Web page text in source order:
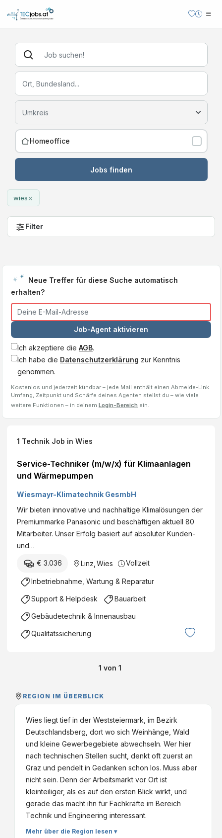
Homeoffice
Jobs finden
wies×
Filter
Neue Treffer für diese Suche automatisch
erhalten?
Job-Agent aktivieren
Ich akzeptiere die AGB.
Ich habe die Datenschutzerklärung zur Kenntnis
genommen.
Kostenlos und jederzeit kündbar – jede Mail enthält einen Abmelde-Link.
Umfang, Zeitpunkt und Schärfe deines Agenten stellst du – wie viele
weitere Funktionen – in deinem Login-Bereich ein.
1 Technik Job in Wies
Service-Techniker (m/w/x) für Klimaanlagen
und Wärmepumpen
Wiesmayr-Klimatechnik GesmbH
Wir bieten innovative und nachhaltige Klimalösungen der
Premiummarke Panasonic und beschäftigen aktuell 80
Mitarbeiter. Unser Erfolg basiert auf absoluter Kunden-
und…
€ 3.036 Linz Wies Vollzeit
Inbetriebnahme, Wartung & Reparatur
Support & Helpdesk Bauarbeit
Gebäudetechnik & Innenausbau
Qualitätssicherung
1 von 1
REGION IM ÜBERBLICK
Wies liegt tief in der Weststeiermark, im Bezirk
Deutschlandsberg, dort wo sich Weinhänge, Wald
und kleine Gewerbegebiete abwechseln. Wer hier
nach technischen Stellen sucht, denkt oft zuerst an
Graz und pendelt in Gedanken schon los. Muss aber
nicht sein. Denn der Arbeitsmarkt vor Ort ist
kleinteiliger, als es auf den ersten Blick wirkt, und
gerade das macht ihn für Fachkräfte im Bereich
Technik und Engineering interessant.
Mehr über die Region lesen ▾